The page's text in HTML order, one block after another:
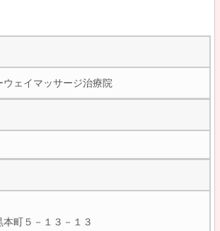
ウェイマッサージ治療院
本町５－１３－１３